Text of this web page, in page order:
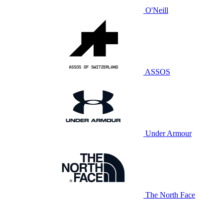
O'Neill
ASSOS
Under Armour
The North Face